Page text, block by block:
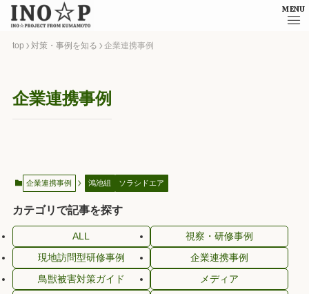
MENU
top 対策・事例を知る 企業連携事例
企業連携事例
企業連携事例 鴻池組 ソラシドエア
カテゴリで記事を探す
ALL
視察・研修事例
現地訪問型研修事例
企業連携事例
鳥獣被害対策ガイド
メディア